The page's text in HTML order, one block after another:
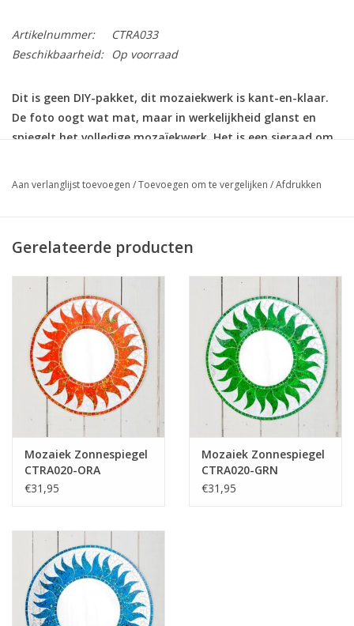
Artikelnummer:
CTRA033
Beschikbaarheid:
Op voorraad
Dit is geen DIY-pakket, dit mozaiekwerk is kant-en-klaar.
De foto oogt wat mat, maar in werkelijkheid glanst en
spiegelt het volledige mozaïekwerk. Het is een sieraad om
kamer binnenkomt, waardoor het een prachtige en unieke
toevoeging is aan elke ruimte. Verrijk uw interieur met dit
opvallende stuk! Alle mozaiekstukjes op deze spiegel zijn
spiegeltjes.
Dit mozaiek is handgemaakt door fairtrade-ambachtslieden op
Bali (Indonesië).
Materiaal:Glas en bewerkt hout
Afmetingen:Diam. 30 cm
Dit artikel is handgemaakt van veelkleurig glas; het uiteindelijke
Onderhoud van dit product:
Om de staat van dit artikel te behouden, raden we u aan het niet
direct boven warmtebronnen of in ruimtes met een zeer hoge
luchtvochtigheid te plaatsen of op te hangen. L
Aan verlanglijst toevoegen /Toevoegen om te vergelijken /Afdrukken
Gerelateerde producten
Mozaiek Zonnespiegel
CTRA020-ORA
€31,95
Mozaiek Zonnespiegel
CTRA020-GRN
€31,95